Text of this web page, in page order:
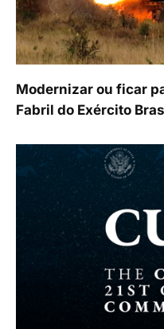
Modernizar ou ficar
Fabril do Exército